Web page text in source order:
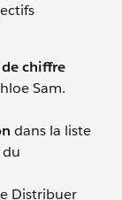
chiffre
Sam.
dans la liste
Distribuer